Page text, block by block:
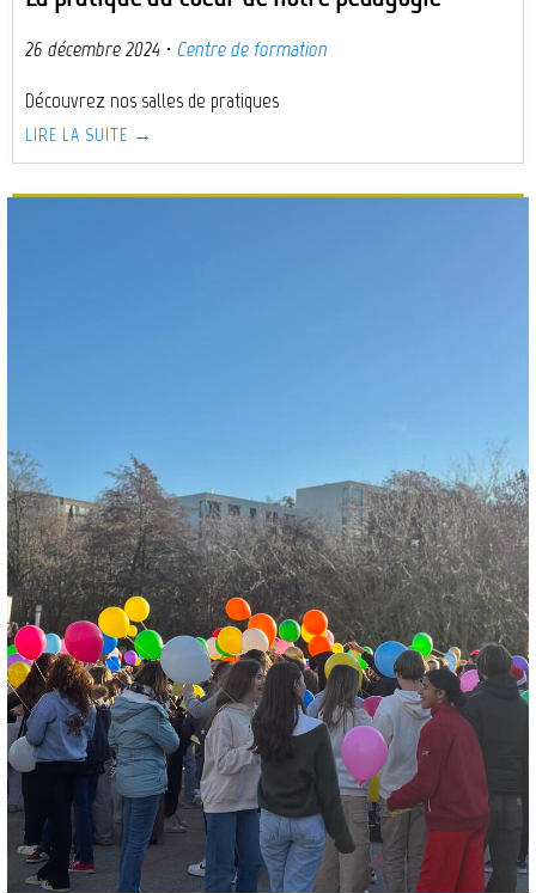
26 décembre 2024 · Centre de formation
Découvrez nos salles de pratiques
LIRE LA SUITE →